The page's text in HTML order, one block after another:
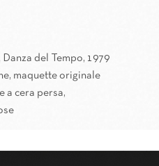
del Tempo, 1979
maquette originale
a cera persa,